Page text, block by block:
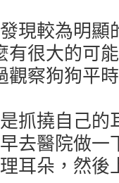
現較為明顯
有很大的可
觀察狗狗平
抓撓自己的
去醫院做一
耳朵，然後